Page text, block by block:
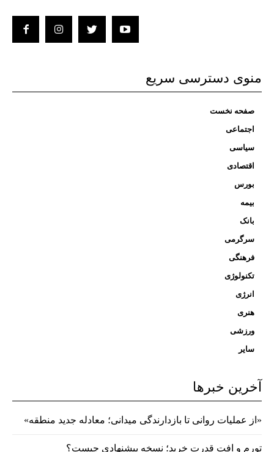
منوی دسترسی سریع
صفحه نخست
اجتماعی
سیاسی
اقتصادی
بورس
بیمه
بانک
سرگرمی
فرهنگی
تکنولوژی
انرژی
هنری
ورزشی
سایر
آخرین خبرها
«از عملیات روانی تا بازدارندگی میدانی؛ معادله جدید منطقه»
تورم و افت قدرت خرید؛ نسخه پیشنهادی چیست؟